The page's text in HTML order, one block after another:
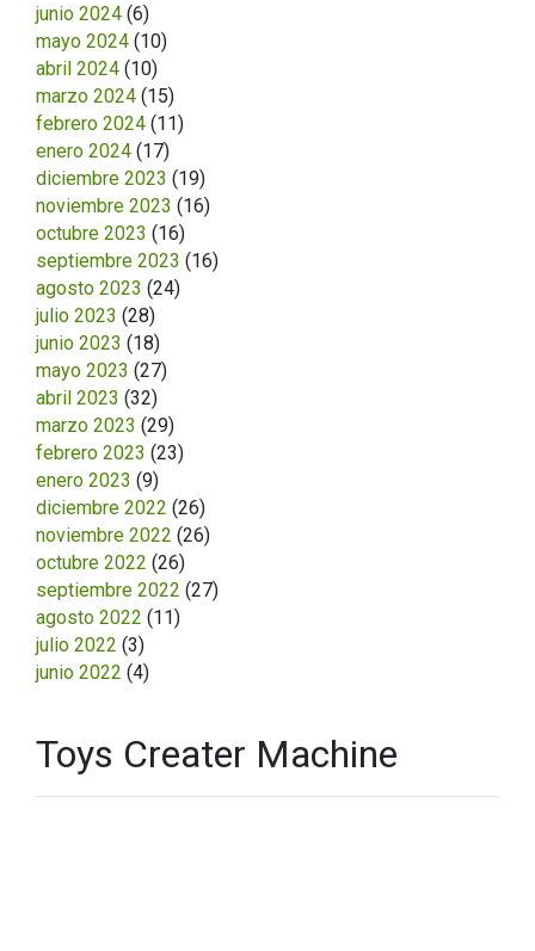
junio 2024 (6)
mayo 2024 (10)
abril 2024 (10)
marzo 2024 (15)
febrero 2024 (11)
enero 2024 (17)
diciembre 2023 (19)
noviembre 2023 (16)
octubre 2023 (16)
septiembre 2023 (16)
agosto 2023 (24)
julio 2023 (28)
junio 2023 (18)
mayo 2023 (27)
abril 2023 (32)
marzo 2023 (29)
febrero 2023 (23)
enero 2023 (9)
diciembre 2022 (26)
noviembre 2022 (26)
octubre 2022 (26)
septiembre 2022 (27)
agosto 2022 (11)
julio 2022 (3)
junio 2022 (4)
Toys Creater Machine